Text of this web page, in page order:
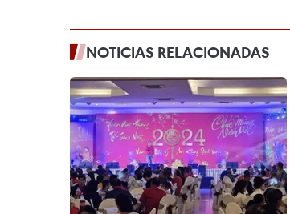
NOTICIAS RELACIONADAS